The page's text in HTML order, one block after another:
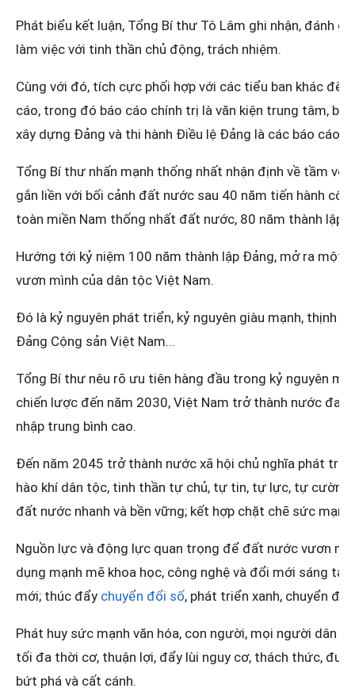
Phát biểu kết luận, Tổng Bí thư Tô Lâm ghi nhận, đánh
làm việc với tinh thần chủ động, trách nhiệm.
Cùng với đó, tích cực phối hợp với các tiểu ban khác để
cáo, trong đó báo cáo chính trị là văn kiện trung tâm,
xây dựng Đảng và thi hành Điều lệ Đảng là các báo cáo
Tổng Bí thư nhấn mạnh thống nhất nhận định về tầm
gắn liền với bối cảnh đất nước sau 40 năm tiến hành
toàn miền Nam thống nhất đất nước, 80 năm thành lập
Hướng tới kỷ niệm 100 năm thành lập Đảng, mở ra một
vươn mình của dân tộc Việt Nam.
Đó là kỷ nguyên phát triển, kỷ nguyên giàu mạnh, thịnh
Đảng Cộng sản Việt Nam...
Tổng Bí thư nêu rõ ưu tiên hàng đầu trong kỷ nguyên
chiến lược đến năm 2030, Việt Nam trở thành nước
nhập trung bình cao.
Đến năm 2045 trở thành nước xã hội chủ nghĩa phát
hào khí dân tộc, tinh thần tự chủ, tự tin, tự lực, tự
đất nước nhanh và bền vững; kết hợp chặt chẽ sức
Nguồn lực và động lực quan trọng để đất nước vươn
dụng mạnh mẽ khoa học, công nghệ và đổi mới sáng
mới; thúc đẩy chuyển đổi số, phát triển xanh, chuyển
Phát huy sức mạnh văn hóa, con người, mọi người dân
tối đa thời cơ, thuận lợi, đẩy lùi nguy cơ, thách thức,
bứt phá và cất cánh.